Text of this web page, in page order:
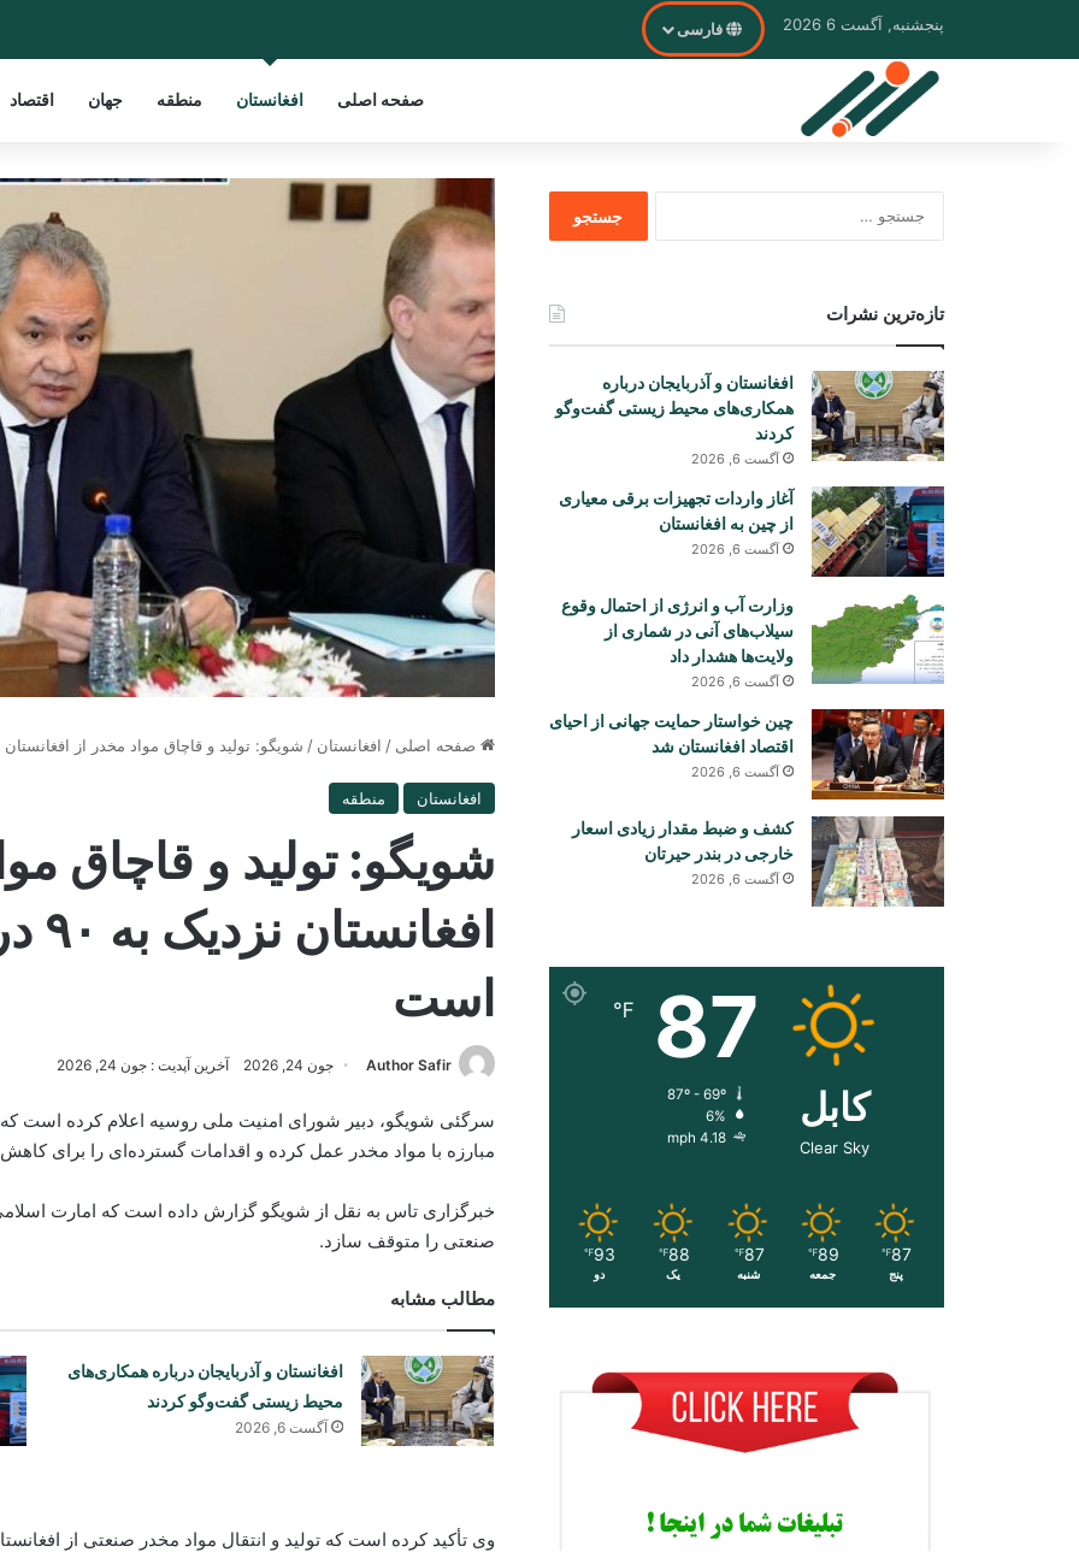
پنجشنبه, آگست 6 2026 فارسی
صفحه اصلی افغانستان منطقه جهان اقتصاد
صفحه اصلی / افغانستان / شویگو: تولید و قاچاق مواد مخدر از افغانستان نزدیک به ۹۰ درصد
افغانستان منطقه
شویگو: تولید و قاچاق
است
Author Safir جون 24, 2026 آخرین آپدیت : جون 24, 2026
سرگئی شویگو، دبیر شورای امنیت ملی روسیه اعلام کرده است که
مبارزه با مواد مخدر عمل کرده و اقدامات گسترده‌ای را برای
خبرگزاری تاس به نقل از شویگو گزارش داده است که امارت
صنعتی را متوقف سازد.
مطالب مشابه
افغانستان و آذربایجان درباره همکاری‌های
محیط زیستی گفت‌وگو کردند
آگست 6, 2026
تازه‌ترین نشرات
افغانستان و آذربایجان درباره
همکاری‌های محیط زیستی گفت‌وگو
کردند
آگست 6, 2026
آغاز واردات تجهیزات برقی معیاری
از چین به افغانستان
آگست 6, 2026
وزارت آب و انرژی از احتمال وقوع
سیلاب‌های آنی در شماری از
ولایت‌ها هشدار داد
آگست 6, 2026
چین خواستار حمایت جهانی از احیای
اقتصاد افغانستان شد
آگست 6, 2026
کشف و ضبط مقدار زیادی اسعار
خارجی در بندر حیرتان
آگست 6, 2026
کابل
Clear Sky
87
℉
6%
4.18 mph
87
℉
پنج
89
℉
جمعه
87
℉
شنبه
88
℉
یک
93
℉
دو